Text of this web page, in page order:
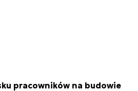
pracowników na budowie